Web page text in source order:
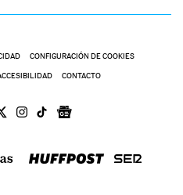
CONFIGURACIÓN DE COOKIES
CONTACTO